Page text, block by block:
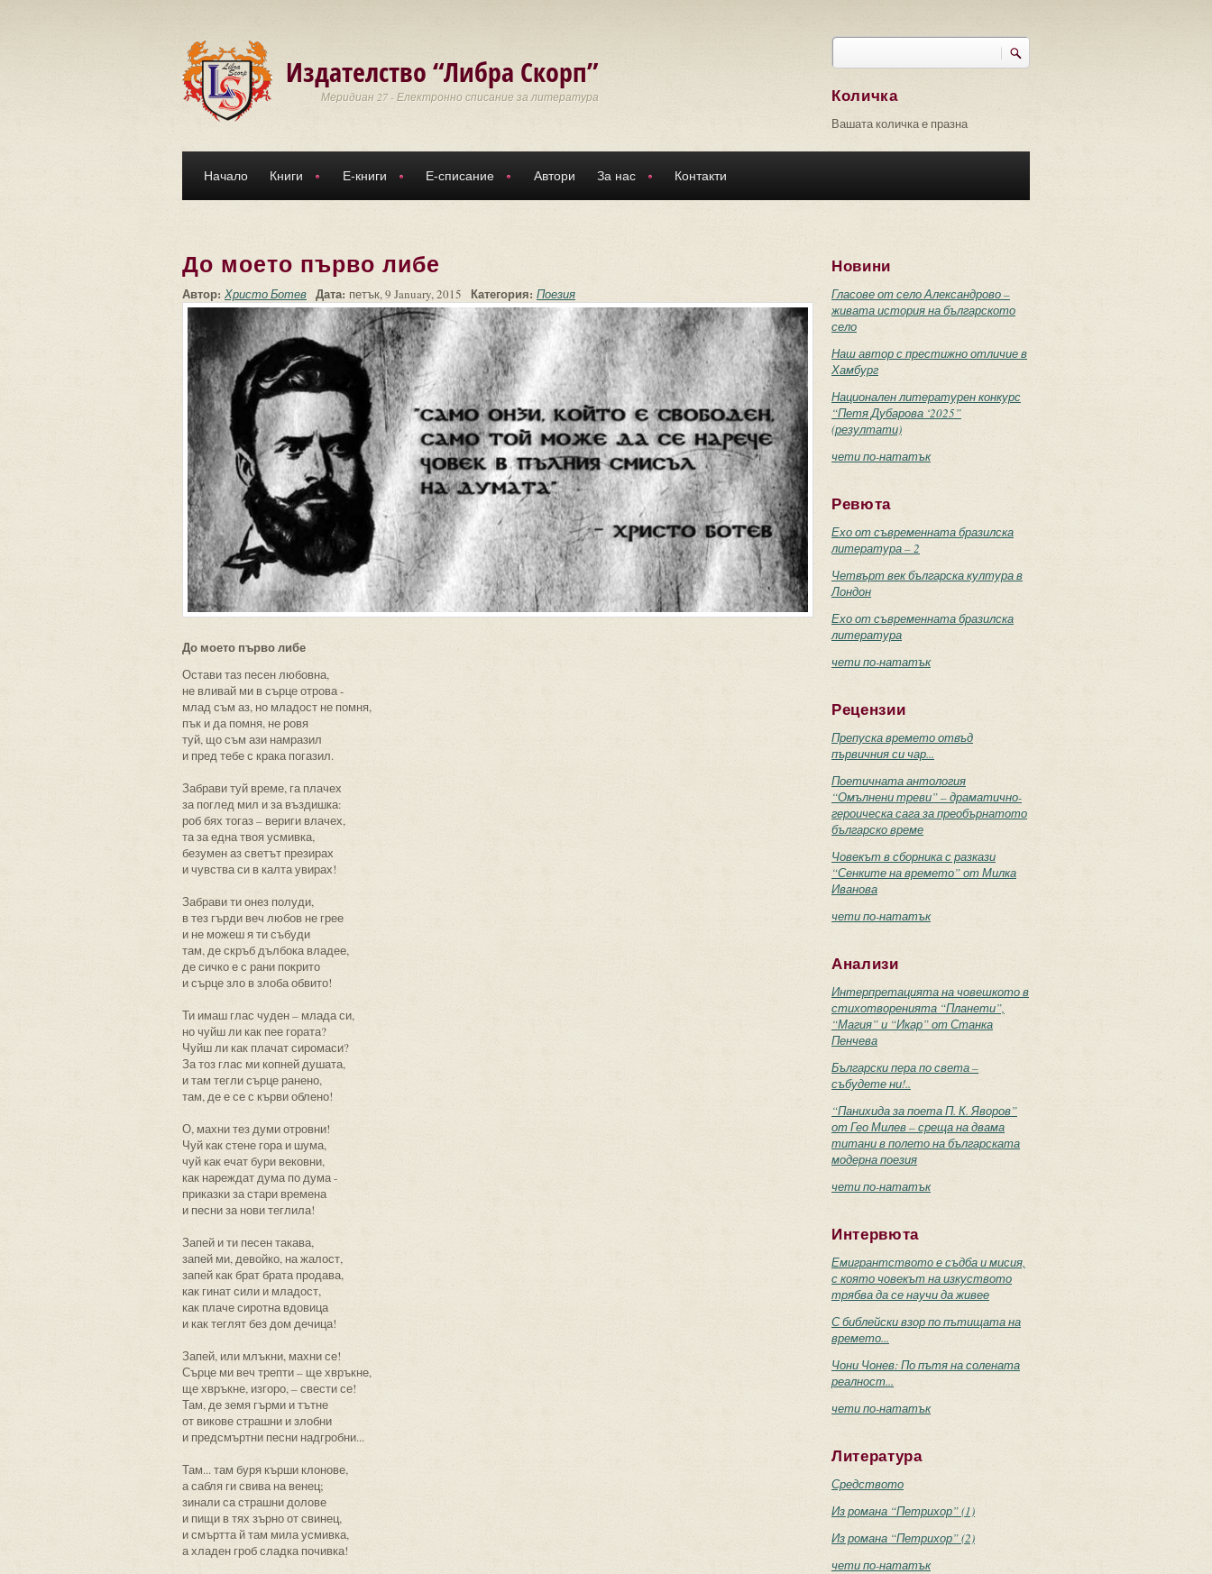
Издателство “Либра Скорп”
Меридиан 27 - Електронно списание за литература
Търси
Количка
Вашата количка е празна
Начало Книги Е-книги Е-списание Автори За нас Контакти
До моето първо либе
Автор: Христо Ботев Дата: петък, 9 January, 2015 Категория: Поезия
До моето първо либе
Остави таз песен любовна,
не вливай ми в сърце отрова -
млад съм аз, но младост не помня,
пък и да помня, не ровя
туй, що съм ази намразил
и пред тебе с крака погазил.
Забрави туй време, га плачех
за поглед мил и за въздишка:
роб бях тогаз – вериги влачех,
та за една твоя усмивка,
безумен аз светът презирах
и чувства си в калта увирах!
Забрави ти онез полуди,
в тез гърди веч любов не грее
и не можеш я ти събуди
там, де скръб дълбока владее,
де сичко е с рани покрито
и сърце зло в злоба обвито!
Ти имаш глас чуден – млада си,
но чуйш ли как пее гората?
Чуйш ли как плачат сиромаси?
За тоз глас ми копней душата,
и там тегли сърце ранено,
там, де е се с кърви облено!
О, махни тез думи отровни!
Чуй как стене гора и шума,
чуй как ечат бури вековни,
как нареждат дума по дума -
приказки за стари времена
и песни за нови теглила!
Запей и ти песен такава,
запей ми, девойко, на жалост,
запей как брат брата продава,
как гинат сили и младост,
как плаче сиротна вдовица
и как теглят без дом дечица!
Запей, или млъкни, махни се!
Сърце ми веч трепти – ще хвръкне,
ще хвръкне, изгоро, – свести се!
Там, де земя гърми и тътне
от викове страшни и злобни
и предсмъртни песни надгробни...
Там... там буря кърши клонове,
а сабля ги свива на венец;
зинали са страшни долове
и пищи в тях зърно от свинец,
и смъртта й там мила усмивка,
а хладен гроб сладка почивка!
Новини
Гласове от село Александрово –
живата история на българското
село
Наш автор с престижно отличие в
Хамбург
Национален литературен конкурс
“Петя Дубарова ‘2025”
(резултати)
чети по-нататък
Ревюта
Ехо от съвременната бразилска
литература – 2
Четвърт век българска култура в
Лондон
Ехо от съвременната бразилска
литература
чети по-нататък
Рецензии
Препуска времето отвъд
първичния си чар...
Поетичната антология
“Омълнени треви” – драматично-
героическа сага за преобърнатото
българско време
Човекът в сборника с разкази
“Сенките на времето” от Милка
Иванова
чети по-нататък
Анализи
Интерпретацията на човешкото в
стихотворенията “Планети”,
“Магия” и “Икар” от Станка
Пенчева
Български пера по света –
събудете ни!..
“Панихида за поета П. К. Яворов”
от Гео Милев – среща на двама
титани в полето на българската
модерна поезия
чети по-нататък
Интервюта
Емигрантството е съдба и мисия,
с която човекът на изкуството
трябва да се научи да живее
С библейски взор по пътищата на
времето...
Чони Чонев: По пътя на солената
реалност...
чети по-нататък
Литература
Средството
Из романа “Петрихор” (1)
Из романа “Петрихор” (2)
чети по-нататък